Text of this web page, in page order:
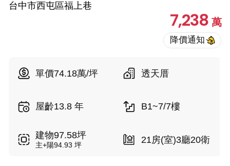
台中市西屯區福上巷
7,238萬
單價74.18萬/坪 透天厝
屋齡13.8 年 B1~7/7樓
建物97.58坪
主+陽94.93 坪 21房(室)3廳20衛